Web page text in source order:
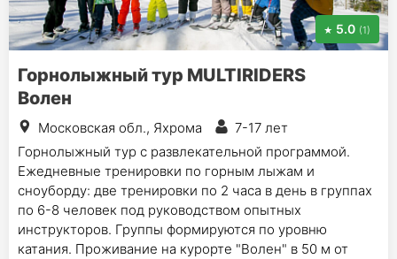
5.0 (1)
Горнолыжный тур MULTIRIDERS
Волен
Московская обл., Яхрома
7-17 лет
Горнолыжный тур с развлекательной программой.
Ежедневные тренировки по горным лыжам и
сноуборду: две тренировки по 2 часа в день в группах
по 6-8 человек под руководством опытных
инструкторов. Группы формируются по уровню
катания. Проживание на курорте "Волен" в 50 м от